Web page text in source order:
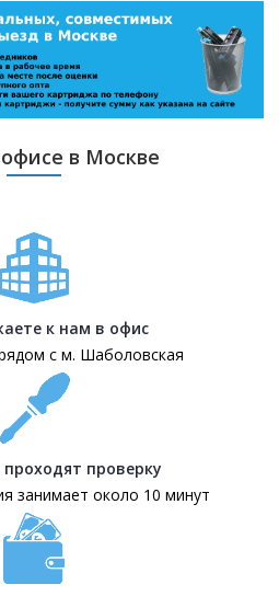
в Москве
к нам в офис
с м. Шаболовская
проверку
занимает около 10 минут